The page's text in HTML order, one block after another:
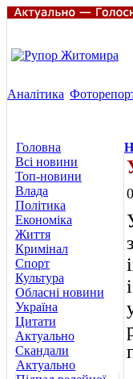
Аналітика
Головна
Всі новини
Топ-новини
Влада
Політика
Економіка
Життя
Кримінал
Спорт
Культура
Обласні новини
Україна
Цитати
Актуально
Скандали
Актуально